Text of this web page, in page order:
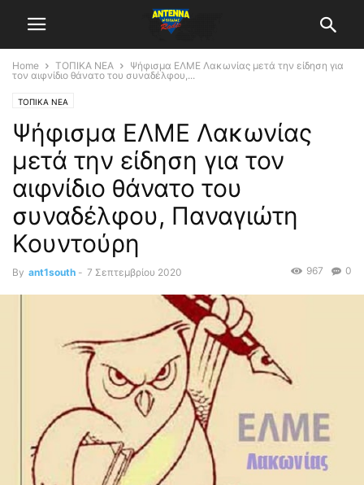
Home ΤΟΠΙΚΑ ΝΕΑ
Ψήφισμα ΕΛΜΕ Λακωνίας μετά την είδηση για
τον αιφνίδιο θάνατο του συναδέλφου,...
ΤΟΠΙΚΑ ΝΕΑ
Ψήφισμα ΕΛΜΕ Λακωνίας
μετά την είδηση για τον
αιφνίδιο θάνατο του
συναδέλφου, Παναγιώτη
Κουντούρη
By ant1south - 7 Σεπτεμβρίου 2020 0
967